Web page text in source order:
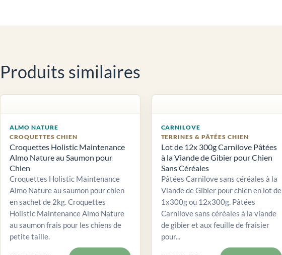
Produits similaires
ALMO NATURE
CROQUETTES CHIEN
Croquettes Holistic Maintenance
Almo Nature au Saumon pour
Chien
Croquettes Holistic Maintenance
Almo Nature au saumon pour chien
en sachet de 2kg. Croquettes
Holistic Maintenance Almo Nature
au saumon frais pour les chiens de
petite taille.
CARNILOVE
TERRINES & PÂTÉES CHIEN
Lot de 12x 300g Carnilove Pâtées
à la Viande de Gibier pour Chien
Sans Céréales
Pâtées Carnilove sans céréales à la
Viande de Gibier pour chien en lot de
1x300g ou 12x300g. Pâtées
Carnilove sans céréales à la viande
de gibier et aux feuille de fraisier
pour...